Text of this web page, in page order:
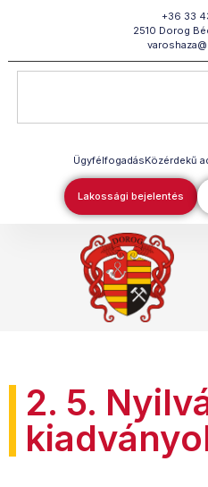
+36 33
2510 Dorog
ÜgyfélfogadásKözérdekű
Lakossági bejelentés
2. 5.